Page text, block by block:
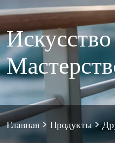
Главная > Продукты>